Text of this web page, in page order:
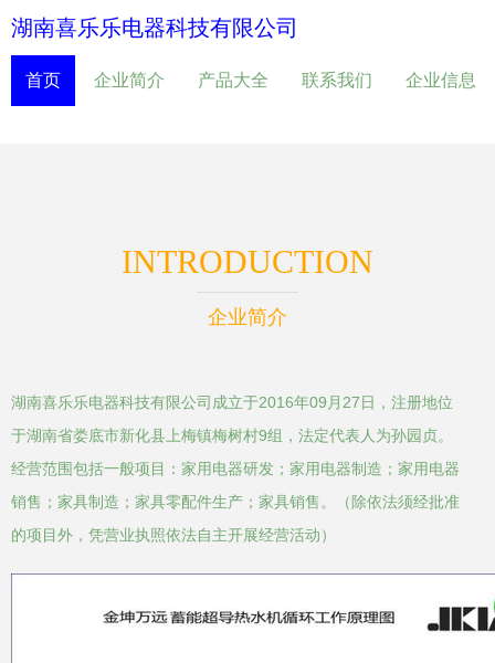
湖南喜乐乐电器科技有限公司
首页 企业简介 产品大全 联系我们 企业信息
INTRODUCTION
企业简介
湖南喜乐乐电器科技有限公司成立于2016年09月27日，注册地位
于湖南省娄底市新化县上梅镇梅树村9组，法定代表人为孙园贞。
经营范围包括一般项目：家用电器研发；家用电器制造；家用电器
销售；家具制造；家具零配件生产；家具销售。（除依法须经批准
的项目外，凭营业执照依法自主开展经营活动）